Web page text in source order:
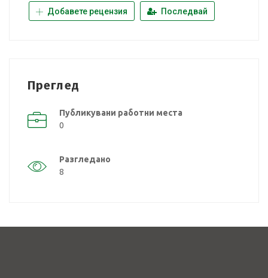
Добавете рецензия Последвай
Преглед
Публикувани работни места
0
Разгледано
8